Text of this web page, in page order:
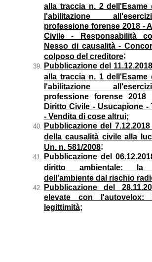
alla traccia n. 2 dell'Esame
l'abilitazione
professione forense 2018 -
Civile - Responsabilità
Nesso di causalità -
colposo del creditore;
Pubblicazione del
alla traccia n. 1 dell'Esame
l'abilitazione
professione forense
Diritto Civile - Usucapione -
- Vendita di cose altrui;
Pubblicazione del
della causalità civile alla
Un. n. 581/2008;
Pubblicazione del
diritto ambientale: la
dell'ambiente dal rischio
Pubblicazione del
elevate con l'autovelox:
legittimità;